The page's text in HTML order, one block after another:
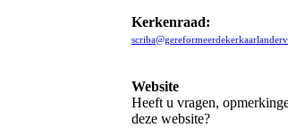
Kerkenraad:
Website
Heeft u vragen,
deze website?